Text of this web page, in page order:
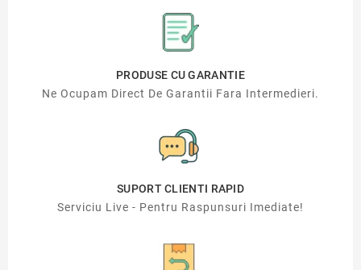
PRODUSE CU GARANTIE
Ne Ocupam Direct De Garantii Fara Intermedieri.
SUPORT CLIENTI RAPID
Serviciu Live - Pentru Raspunsuri Imediate!